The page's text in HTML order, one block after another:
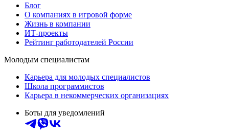
Блог
О компаниях в игровой форме
Жизнь в компании
ИТ-проекты
Рейтинг работодателей России
Молодым специалистам
Карьера для молодых специалистов
Школа программистов
Карьера в некоммерческих организациях
Боты для уведомлений